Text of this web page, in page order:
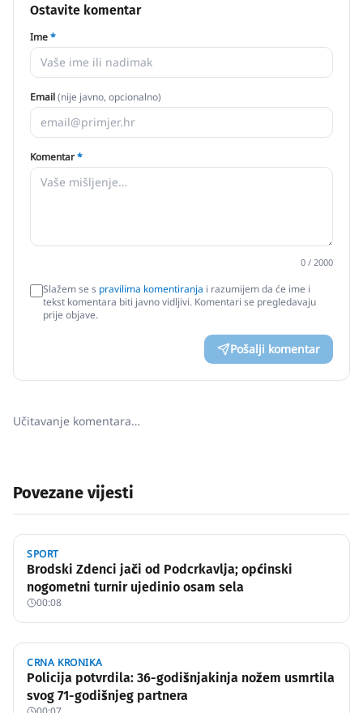
Ostavite komentar
Ime*
Email(nije javno, opcionalno)
Komentar*
0 / 2000
Slažem se s pravilima komentiranja i razumijem da će ime i
tekst komentara biti javno vidljivi. Komentari se pregledavaju
prije objave.
Pošalji komentar
Učitavanje komentara…
Povezane vijesti
SPORT
Brodski Zdenci jači od Podcrkavlja; općinski
nogometni turnir ujedinio osam sela
00:08
CRNA KRONIKA
Policija potvrdila: 36-godišnjakinja nožem usmrtila
svog 71-godišnjeg partnera